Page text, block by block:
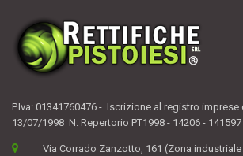
P.Iva: 01341760476 - Iscrizione al registro imprese
13/07/1998 N. Repertorio PT1998 - 14206 - 141597
Via Corrado Zanzotto, 161 (Zona